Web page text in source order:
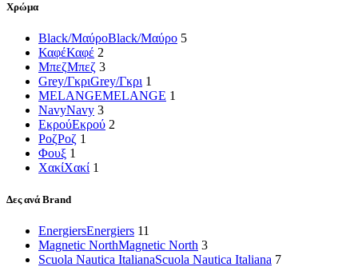
Χρώμα
Black/ΜαύροBlack/Μαύρο 5
ΚαφέΚαφέ 2
ΜπεζΜπεζ 3
Grey/ΓκριGrey/Γκρι 1
MELANGEMELANGE 1
NavyNavy 3
ΕκρούΕκρού 2
ΡοζΡοζ 1
Φουξ 1
ΧακίΧακί 1
Δες ανά Brand
EnergiersEnergiers 11
Magnetic NorthMagnetic North 3
Scuola Nautica ItalianaScuola Nautica Italiana 7